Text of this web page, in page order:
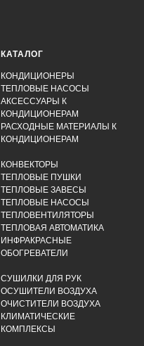
КАТАЛОГ
КОНДИЦИОНЕРЫ
ТЕПЛОВЫЕ НАСОСЫ
АКСЕССУАРЫ К
КОНДИЦИОНЕРАМ
РАСХОДНЫЕ МАТЕРИАЛЫ К
КОНДИЦИОНЕРАМ
КОНВЕКТОРЫ
ТЕПЛОВЫЕ ПУШКИ
ТЕПЛОВЫЕ ЗАВЕСЫ
ТЕПЛОВЫЕ НАСОСЫ
ТЕПЛОВЕНТИЛЯТОРЫ
ТЕПЛОВАЯ АВТОМАТИКА
ИНФРАКРАСНЫЕ
ОБОГРЕВАТЕЛИ
СУШИЛКИ ДЛЯ РУК
ОСУШИТЕЛИ ВОЗДУХА
ОЧИСТИТЕЛИ ВОЗДУХА
КЛИМАТИЧЕСКИЕ
КОМПЛЕКСЫ